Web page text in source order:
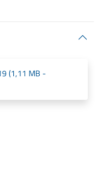
(1,11 MB -